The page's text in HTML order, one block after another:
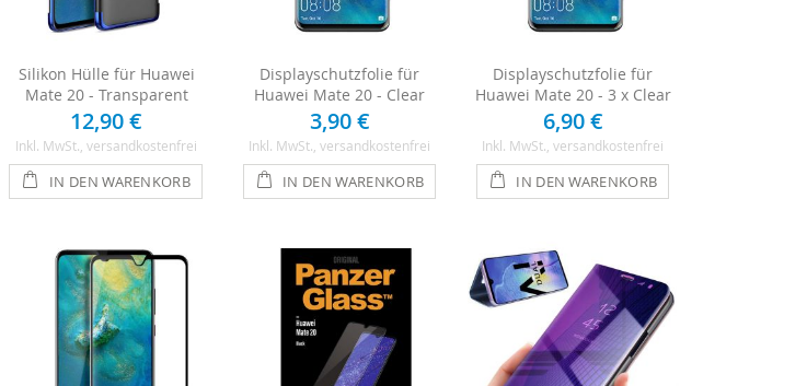
Silikon Hülle für Huawei
Mate 20 - Transparent
12,90 €
Inkl. MwSt., versandkostenfrei
IN DEN WARENKORB
Displayschutzfolie für
Huawei Mate 20 - Clear
3,90 €
Inkl. MwSt., versandkostenfrei
IN DEN WARENKORB
Displayschutzfolie für
Huawei Mate 20 - 3 x Clear
6,90 €
Inkl. MwSt., versandkostenfrei
IN DEN WARENKORB